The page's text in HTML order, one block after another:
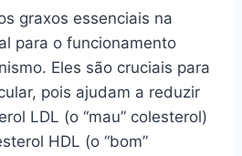
graxos essenciais na
para o funcionamento
Eles são cruciais para
pois ajudam a reduzir
LDL (o “mau” colesterol)
HDL (o “bom”